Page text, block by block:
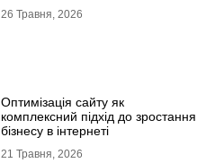
26 Травня, 2026
Оптимізація сайту як
комплексний підхід до зростання
бізнесу в інтернеті
21 Травня, 2026